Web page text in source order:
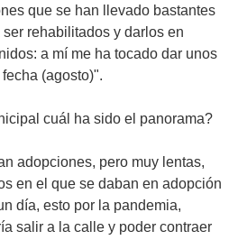
que se han llevado bastantes
rehabilitados y darlos en
a mí me ha tocado dar unos
(agosto)".
cuál ha sido el panorama?
adopciones, pero muy lentas,
en el que se daban en adopción
día, esto por la pandemia,
salir a la calle y poder contraer